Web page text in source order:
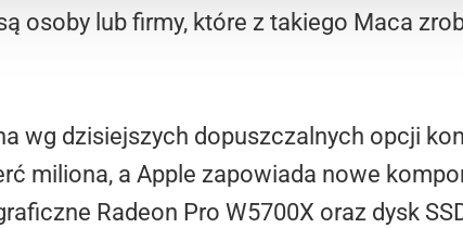
osoby lub firmy, które z takiego Maca
wg dzisiejszych dopuszczalnych opcji
miliona, a Apple zapowiada nowe
Radeon Pro W5700X oraz dysk